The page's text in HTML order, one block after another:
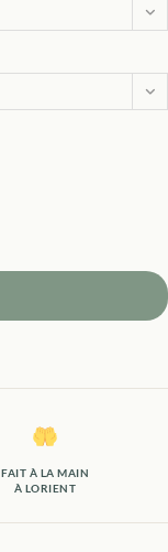
FAIT À LA MAIN
À LORIENT